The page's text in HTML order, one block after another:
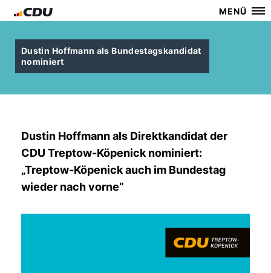
MENÜ
Dustin Hoffmann als Bundestagskandidat
nominiert
Dustin Hoffmann als Direktkandidat der
CDU Treptow-Köpenick nominiert:
Treptow-Köpenick auch im Bundestag
wieder nach vorne“